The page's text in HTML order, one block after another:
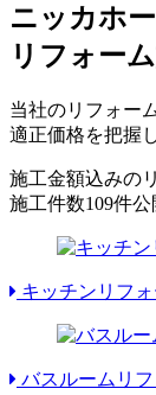
ニッカホ
リフォー
当社のリフォー
適正価格を把握
施工金額込みの
施工件数109件公
キッチンリフォ
バスルームリ